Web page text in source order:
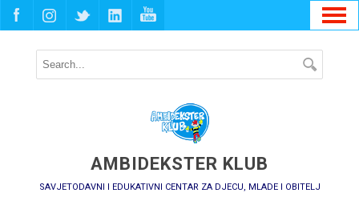
AMBIDEKSTER KLUB
SAVJETODAVNI I EDUKATIVNI CENTAR ZA DJECU, MLADE I OBITELJ